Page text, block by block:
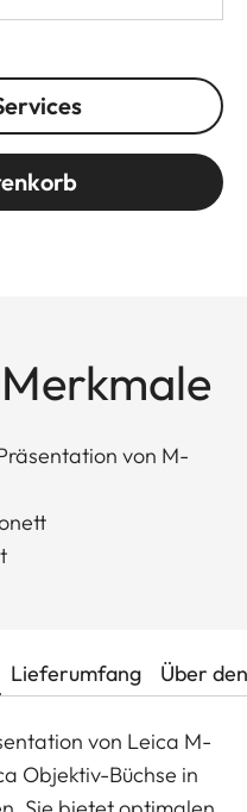
von M-
Lieferumfang Über
von Leica M-
Objektiv-Büchse in